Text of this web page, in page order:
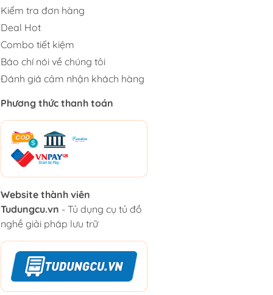
Kiểm tra đơn hàng
Deal Hot
Combo tiết kiệm
Báo chí nói về chúng tôi
Đánh giá cảm nhận khách hàng
Phương thức thanh toán
Website thành viên
Tudungcu.vn - Tủ dụng cụ tủ đồ
nghề giải pháp lưu trữ